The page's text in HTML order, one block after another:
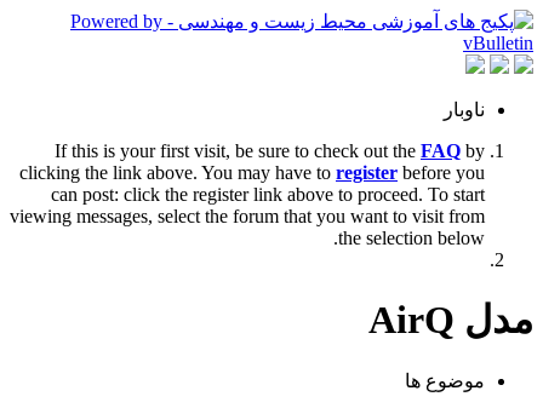
ناوبار
If this is your first visit, be sure to check out the FAQ by
clicking the link above. You may have to register before you
can post: click the register link above to proceed. To start
viewing messages, select the forum that you want to visit from
the selection below.
مدل AirQ
موضوع ها